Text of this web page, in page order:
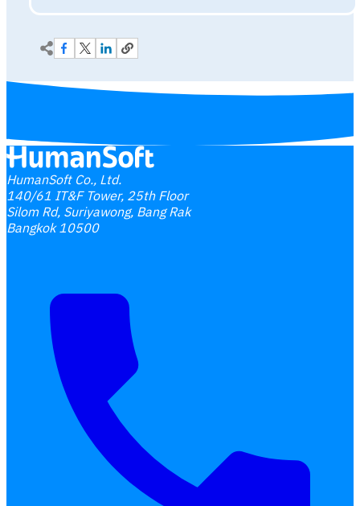
HumanSoft Co., Ltd.
140/61 IT&F Tower, 25th Floor
Silom Rd, Suriyawong, Bang Rak
Bangkok 10500